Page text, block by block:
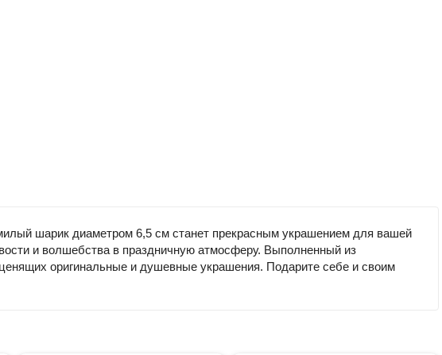
шарик диаметром 6,5 см станет прекрасным украшением для вашей
и волшебства в праздничную атмосферу. Выполненный из
оригинальные и душевные украшения. Подарите себе и своим